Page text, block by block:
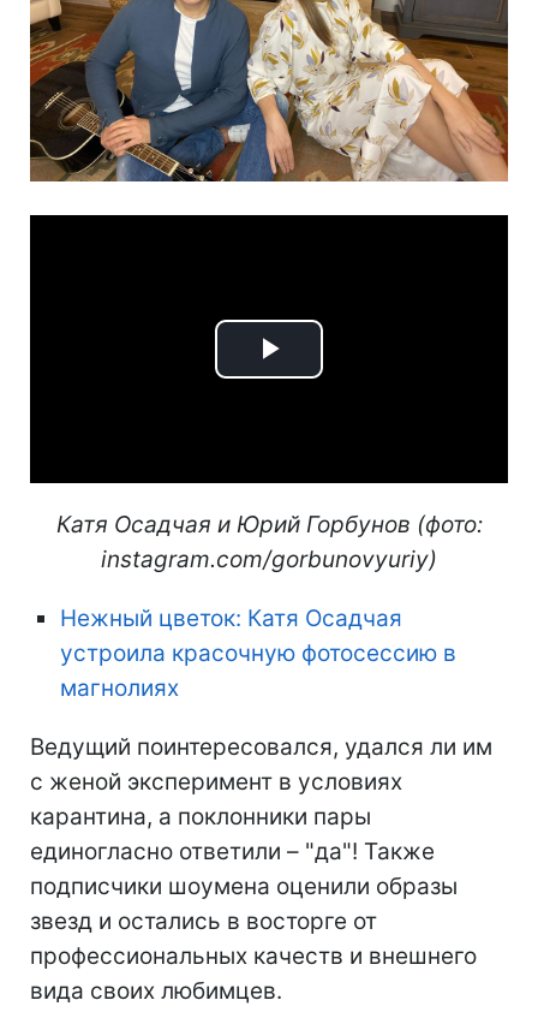
Play
Катя Осадчая и Юрий Горбунов (фото:
instagram.com/gorbunovyuriy)
Нежный цветок: Катя Осадчая
устроила красочную фотосессию в
магнолиях
Ведущий поинтересовался, удался ли им
с женой эксперимент в условиях
карантина, а поклонники пары
единогласно ответили – "да"! Также
подписчики шоумена оценили образы
звезд и остались в восторге от
профессиональных качеств и внешнего
вида своих любимцев.